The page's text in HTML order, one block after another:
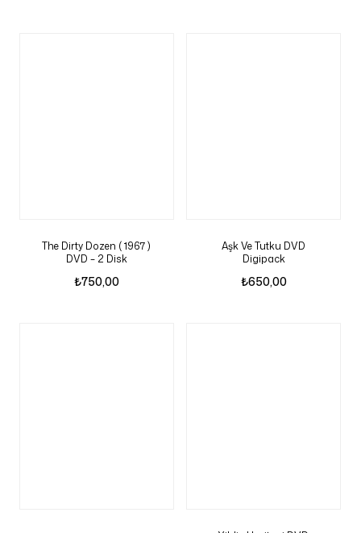
The Dirty Dozen ( 1967 )
DVD – 2 Disk
₺750,00
Aşk Ve Tutku DVD
Digipack
₺650,00